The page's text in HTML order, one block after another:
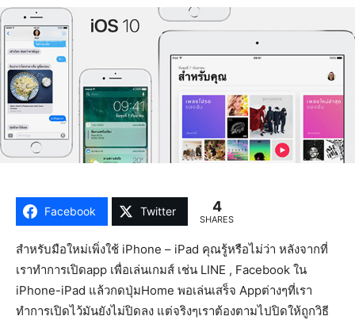
Facebook Twitter 4
SHARES
สำหรับมือใหม่เพิ่งใช้ iPhone – iPad คุณรู้หรือไม่ว่า หลังจากที่
เราทำการเปิดapp เพื่อเล่นเกมส์ เช่น LINE , Facebook ใน
iPhone-iPad แล้วกดปุ่มHome พอเล่นเสร็จ Appต่างๆที่เรา
ทำการเปิดไว้มันยังไม่ปิดลง แต่จริงๆเราต้องตามไปปิดให้ถูกวิธี